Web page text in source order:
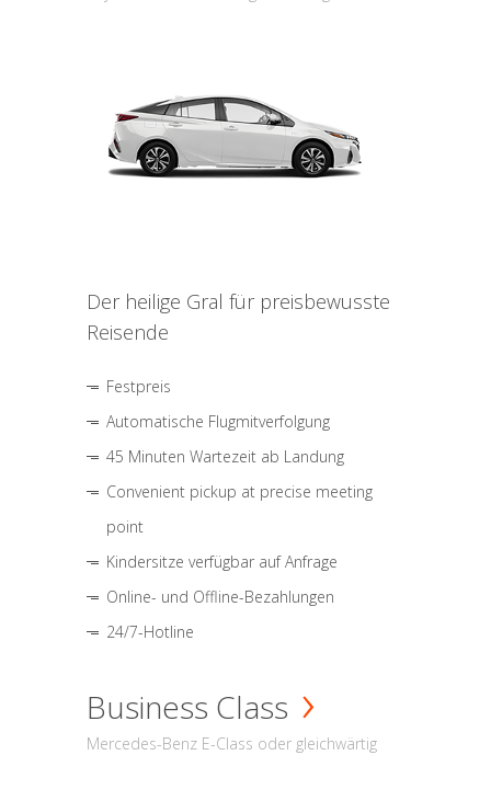
Der heilige Gral für preisbewusste
Reisende
Festpreis
Automatische Flugmitverfolgung
45 Minuten Wartezeit ab Landung
Convenient pickup at precise meeting
point
Kindersitze verfügbar auf Anfrage
Online- und Offline-Bezahlungen
24/7-Hotline
Business Class
Mercedes-Benz E-Class oder gleichwärtig